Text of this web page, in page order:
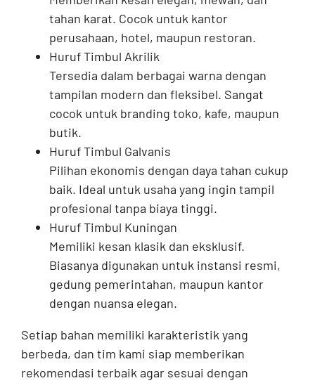
tahan karat. Cocok untuk kantor
perusahaan, hotel, maupun restoran.
Huruf Timbul Akrilik
Tersedia dalam berbagai warna dengan
tampilan modern dan fleksibel. Sangat
cocok untuk branding toko, kafe, maupun
butik.
Huruf Timbul Galvanis
Pilihan ekonomis dengan daya tahan cukup
baik. Ideal untuk usaha yang ingin tampil
profesional tanpa biaya tinggi.
Huruf Timbul Kuningan
Memiliki kesan klasik dan eksklusif.
Biasanya digunakan untuk instansi resmi,
gedung pemerintahan, maupun kantor
dengan nuansa elegan.
Setiap bahan memiliki karakteristik yang
berbeda, dan tim kami siap memberikan
rekomendasi terbaik agar sesuai dengan